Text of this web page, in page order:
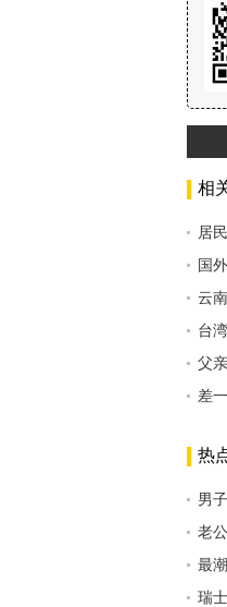
相
居
国
云
台
父
差
热
男
老
最
瑞